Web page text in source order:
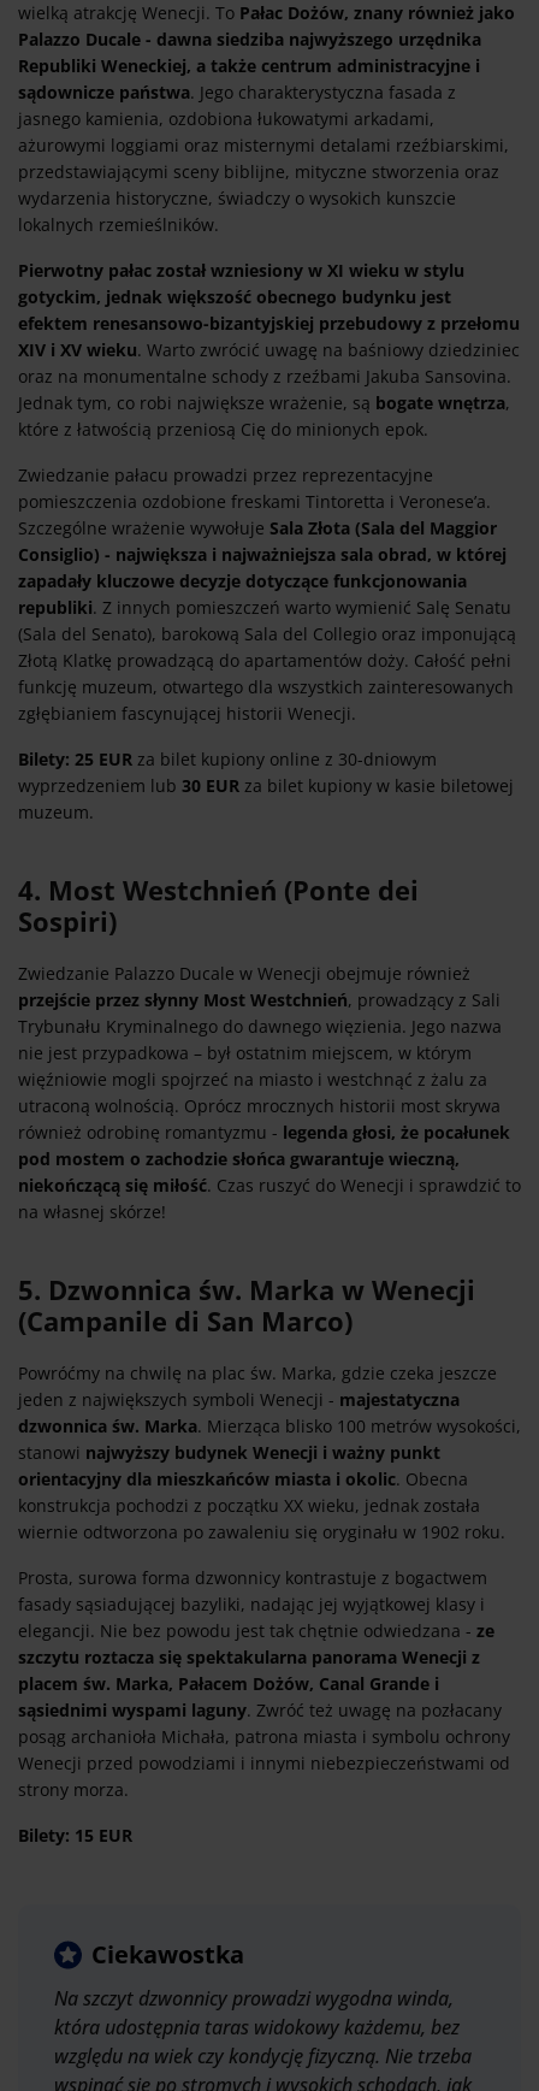
wielką atrakcję Wenecji. To Pałac Dożów, znany również jako
Palazzo Ducale - dawna siedziba najwyższego urzędnika
Republiki Weneckiej, a także centrum administracyjne i
sądownicze państwa. Jego charakterystyczna fasada z
jasnego kamienia, ozdobiona łukowatymi arkadami,
ażurowymi loggiami oraz misternymi detalami rzeźbiarskimi,
przedstawiającymi sceny biblijne, mityczne stworzenia oraz
wydarzenia historyczne, świadczy o wysokich kunszcie
lokalnych rzemieślników.
Pierwotny pałac został wzniesiony w XI wieku w stylu
gotyckim, jednak większość obecnego budynku jest
efektem renesansowo-bizantyjskiej przebudowy z przełomu
XIV i XV wieku. Warto zwrócić uwagę na baśniowy dziedziniec
oraz na monumentalne schody z rzeźbami Jakuba Sansovina.
Jednak tym, co robi największe wrażenie, są bogate wnętrza,
które z łatwością przeniosą Cię do minionych epok.
Zwiedzanie pałacu prowadzi przez reprezentacyjne
pomieszczenia ozdobione freskami Tintoretta i Veronese’a.
Szczególne wrażenie wywołuje Sala Złota (Sala del Maggior
Consiglio) - największa i najważniejsza sala obrad, w której
zapadały kluczowe decyzje dotyczące funkcjonowania
republiki. Z innych pomieszczeń warto wymienić Salę Senatu
(Sala del Senato), barokową Sala del Collegio oraz imponującą
Złotą Klatkę prowadzącą do apartamentów doży. Całość pełni
funkcję muzeum, otwartego dla wszystkich zainteresowanych
zgłębianiem fascynującej historii Wenecji.
Bilety: 25 EUR za bilet kupiony online z 30-dniowym
wyprzedzeniem lub 30 EUR za bilet kupiony w kasie biletowej
muzeum.
4. Most Westchnień (Ponte dei
Sospiri)
Zwiedzanie Palazzo Ducale w Wenecji obejmuje również
przejście przez słynny Most Westchnień, prowadzący z Sali
Trybunału Kryminalnego do dawnego więzienia. Jego nazwa
nie jest przypadkowa – był ostatnim miejscem, w którym
więźniowie mogli spojrzeć na miasto i westchnąć z żalu za
utraconą wolnością. Oprócz mrocznych historii most skrywa
również odrobinę romantyzmu - legenda głosi, że pocałunek
pod mostem o zachodzie słońca gwarantuje wieczną,
niekończącą się miłość. Czas ruszyć do Wenecji i sprawdzić to
na własnej skórze!
5. Dzwonnica św. Marka w Wenecji
(Campanile di San Marco)
Powróćmy na chwilę na plac św. Marka, gdzie czeka jeszcze
jeden z największych symboli Wenecji - majestatyczna
dzwonnica św. Marka. Mierząca blisko 100 metrów wysokości,
stanowi najwyższy budynek Wenecji i ważny punkt
orientacyjny dla mieszkańców miasta i okolic. Obecna
konstrukcja pochodzi z początku XX wieku, jednak została
wiernie odtworzona po zawaleniu się oryginału w 1902 roku.
Prosta, surowa forma dzwonnicy kontrastuje z bogactwem
fasady sąsiadującej bazyliki, nadając jej wyjątkowej klasy i
elegancji. Nie bez powodu jest tak chętnie odwiedzana - ze
szczytu roztacza się spektakularna panorama Wenecji z
placem św. Marka, Pałacem Dożów, Canal Grande i
sąsiednimi wyspami laguny. Zwróć też uwagę na pozłacany
posąg archanioła Michała, patrona miasta i symbolu ochrony
Wenecji przed powodziami i innymi niebezpieczeństwami od
strony morza.
Bilety: 15 EUR
Ciekawostka
Na szczyt dzwonnicy prowadzi wygodna winda,
która udostępnia taras widokowy każdemu, bez
względu na wiek czy kondycję fizyczną. Nie trzeba
wspinać się po stromych i wysokich schodach, jak